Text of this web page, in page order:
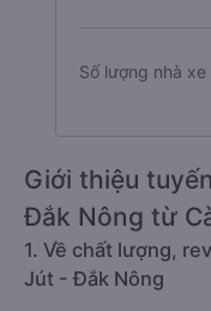
Số lượng nhà xe
Giới thiệu
Đắk Nông từ
1. Về chất lượng,
Jút - Đắk Nông